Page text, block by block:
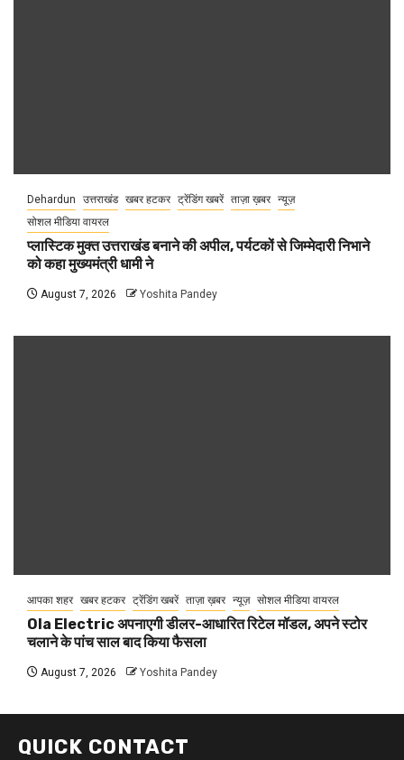
Dehardun उत्तराखंड खबर हटकर ट्रेंडिंग खबरें ताज़ा ख़बर न्यूज़
सोशल मीडिया वायरल
प्लास्टिक मुक्त उत्तराखंड बनाने की अपील, पर्यटकों से जिम्मेदारी निभाने
को कहा मुख्यमंत्री धामी ने
August 7, 2026 Yoshita Pandey
आपका शहर खबर हटकर ट्रेंडिंग खबरें ताज़ा ख़बर न्यूज़ सोशल मीडिया वायरल
Ola Electric अपनाएगी डीलर-आधारित रिटेल मॉडल, अपने स्टोर
चलाने के पांच साल बाद किया फैसला
August 7, 2026 Yoshita Pandey
QUICK CONTACT